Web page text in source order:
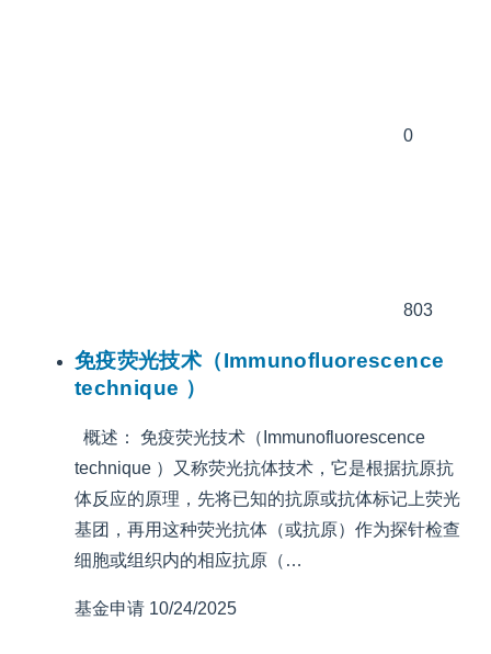
0
803
免疫荧光技术（Immunofluorescence
technique ）
概述： 免疫荧光技术（Immunofluorescence
technique ）又称荧光抗体技术，它是根据抗原抗
体反应的原理，先将已知的抗原或抗体标记上荧光
基团，再用这种荧光抗体（或抗原）作为探针检查
细胞或组织内的相应抗原（…
基金申请 10/24/2025